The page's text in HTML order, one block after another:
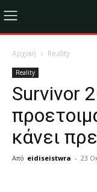
Αρχική Reality
Reality
Survivor
κάνει
Από eidiseistwra - 23